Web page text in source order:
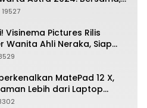
19527
Visinema Pictures Rilis
Wanita Ahli Neraka, Siap
14 November 2024
MatePad 12 X,
Lebih dari Laptop
Ultra Bright dan Desain